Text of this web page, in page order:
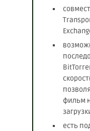
фильм
есть